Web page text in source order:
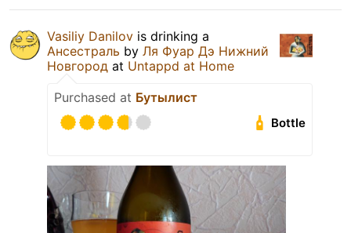
Vasiliy Danilov is drinking a
Ансестраль by Ля Фуар Дэ Нижний
Новгород at Untappd at Home
Purchased at Бутылист
Bottle